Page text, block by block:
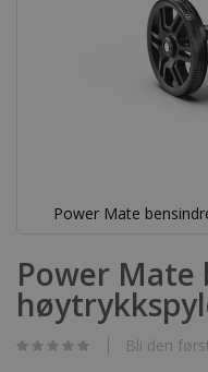
Power Mate
til
begynnelsen
av
bildegalleri
Power Mate
Bli den